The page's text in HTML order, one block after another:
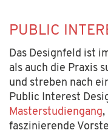
PUBLIC
Das Designfeld ist
als auch die Praxis
und streben nach
Public Interest
Masterstudiengang,
faszinierende